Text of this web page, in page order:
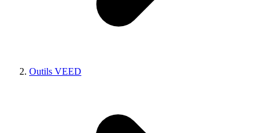
Outils VEED